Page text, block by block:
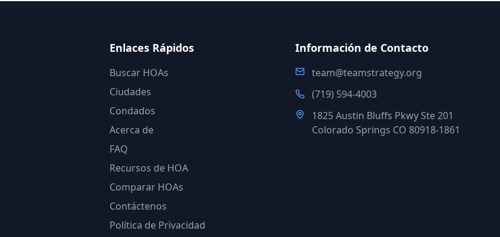
Enlaces Rápidos
Buscar HOAs
Ciudades
Condados
Acerca de
FAQ
Recursos de HOA
Comparar HOAs
Contáctenos
Política de Privacidad
Información de Contacto
team@teamstrategy.org
(719) 594-4003
1825 Austin Bluffs Pkwy Ste 201
Colorado Springs CO 80918-1861